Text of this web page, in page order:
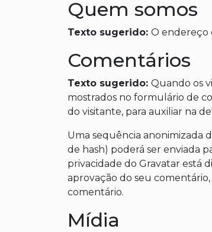
Quem somos
Texto sugerido: O endereço
Comentários
Texto sugerido: Quando os
mostrados no formulário de
do visitante, para auxiliar na
Uma sequência anonimizada
de hash) poderá ser enviada
privacidade do Gravatar está
aprovação do seu
comentário.
Mídia